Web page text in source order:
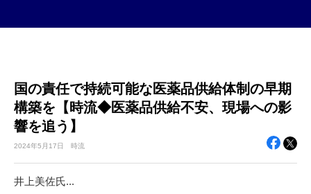
国の責任で持続可能な医薬品供給体制の早期
構築を【時流◆医薬品供給不安、現場への影
響を追う】
2024年5月17日 時流
井上美佐氏...